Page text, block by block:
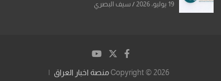
19 يوليو، 2026 سيف البصري
Copyright © 2026 منصة اخبار العراق